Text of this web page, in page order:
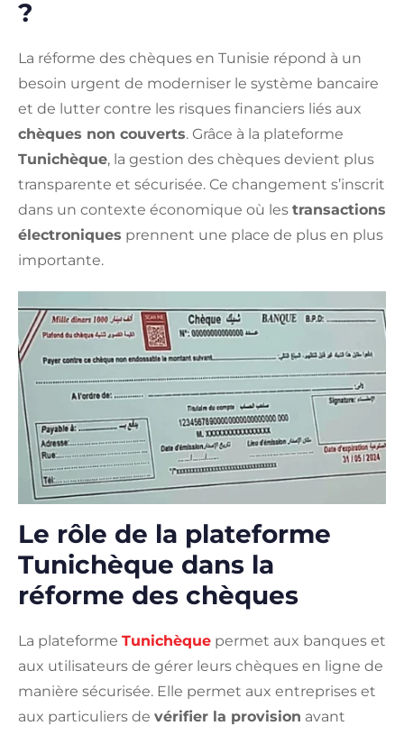
?
La réforme des chèques en Tunisie répond à un
besoin urgent de moderniser le système bancaire
et de lutter contre les risques financiers liés aux
chèques non couverts. Grâce à la plateforme
Tunichèque, la gestion des chèques devient plus
transparente et sécurisée. Ce changement s’inscrit
dans un contexte économique où les transactions
électroniques prennent une place de plus en plus
importante.
Le rôle de la plateforme
Tunichèque dans la
réforme des chèques
La plateforme Tunichèque permet aux banques et
aux utilisateurs de gérer leurs chèques en ligne de
manière sécurisée. Elle permet aux entreprises et
aux particuliers de vérifier la provision avant